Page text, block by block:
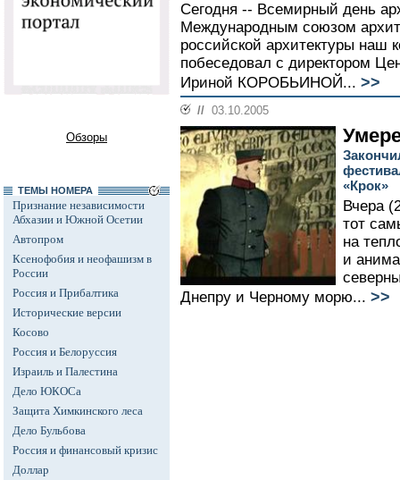
Обзоры
ТЕМЫ НОМЕРА
Признание независимости
Абхазии и Южной Осетии
Автопром
Ксенофобия и неофашизм в
России
Россия и Прибалтика
Исторические версии
Косово
Россия и Белоруссия
Израиль и Палестина
Дело ЮКОСа
Защита Химкинского леса
Дело Бульбова
Россия и финансовый кризис
Доллар
Сегодня -- Всемирный день
Международным союзом
российской архитектуры наш
побеседовал с директором
Ириной КОРОБЬИНОЙ... >>
// 03.10.2005
«Крок»
Вчера
тот
на
и
Днепру и Черному морю... >>